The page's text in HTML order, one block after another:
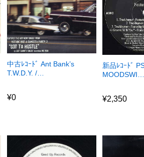
中古ﾚｺｰﾄﾞ Ant Bank’s
T.W.D.Y. /…
¥0
新品ﾚｺｰﾄﾞ
MOODSWI…
¥2,350